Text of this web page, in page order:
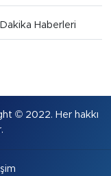
Haberleri
© 2022. Her hakkı